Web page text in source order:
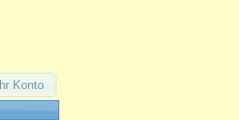
Ihr Konto